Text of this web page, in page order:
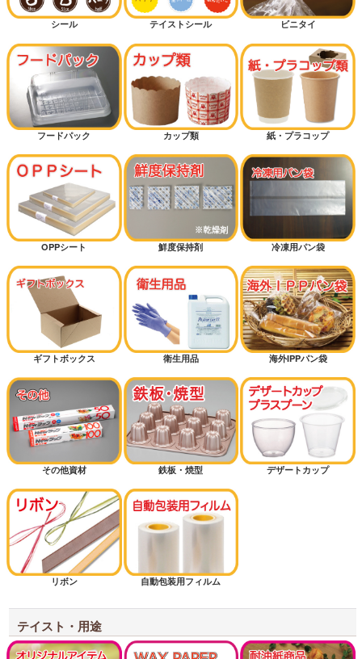
カンパーニュ（大きいパン）
細長パン
カレーパン
ハードパン
サンドイッチ
マリトッツォ
ピザ
ミルクパン
シフォンケーキ
マフィン
半斤用サイズから探す
1斤用サイズから探す
1.5斤用サイズから探す
2斤用サイズから探す
シール テイストシール ビニタイ
フードパック カップ類 紙・プラコップ
OPPシート 鮮度保持剤 冷凍用パン袋
ギフトボックス 衛生用品 海外IPPパン袋
その他資材 鉄板・焼型 デザートカップ
リボン 自動包装用フィルム
テイスト・用途